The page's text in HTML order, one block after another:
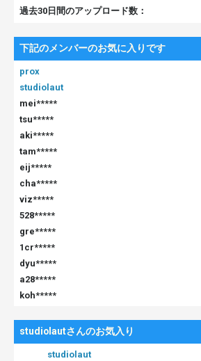
過去30日間のアップロード数：
下記のメンバーのお気に入りです
prox
studiolaut
mei*****
tsu*****
aki*****
tam*****
eij*****
cha*****
viz*****
528*****
gre*****
1cr*****
dyu*****
a28*****
koh*****
studiolautさんのお気入り
studiolaut